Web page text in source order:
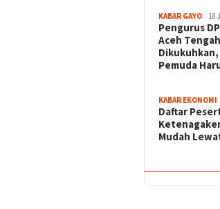
KABAR GAYO 18
‎Pengurus
Aceh Tengah
Pemuda
KABAR EKONOMI
Daftar
Mudah